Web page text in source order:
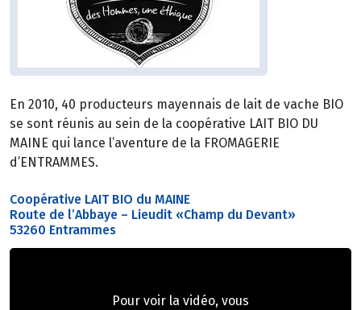
En 2010, 40 producteurs mayennais de lait de vache BIO
se sont réunis au sein de la coopérative LAIT BIO DU
MAINE qui lance l’aventure de la FROMAGERIE
d’ENTRAMMES.
Coopérative LAIT BIO du MAINE
Route de l’Abbaye – Lieudit «Champ du Devant»
53260 Entrammes
Pour voir la vidéo, vous